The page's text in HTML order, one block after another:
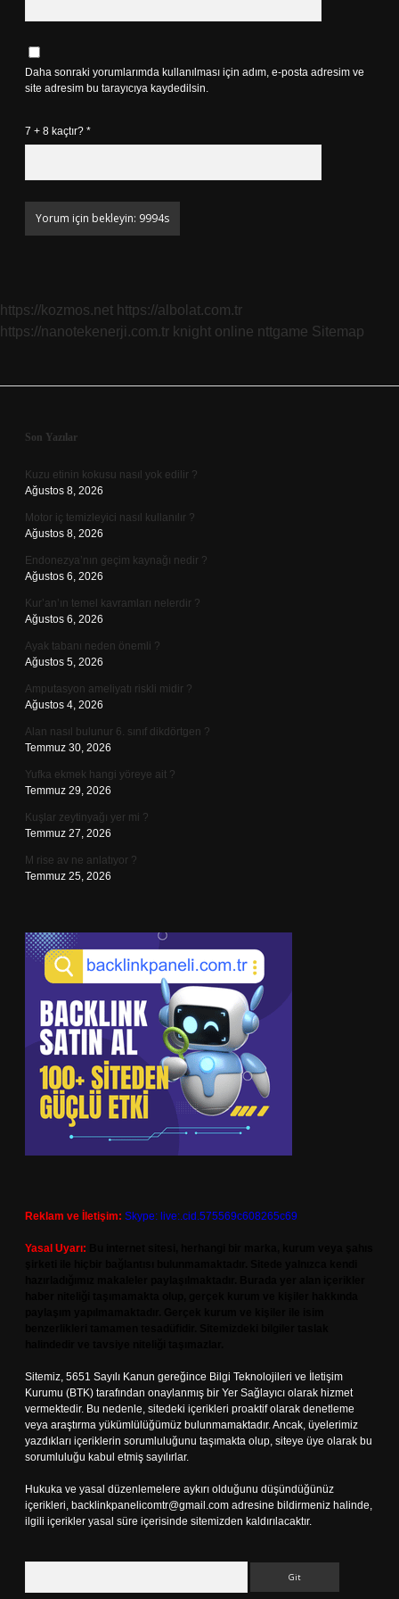
Daha sonraki yorumlarımda kullanılması için adım, e-posta adresim ve
site adresim bu tarayıcıya kaydedilsin.
7 + 8 kaçtır? *
https://kozmos.net https://albolat.com.tr
https://nanotekenerji.com.tr knight online nttgame Sitemap
Sidebar
Son Yazılar
Kuzu etinin kokusu nasıl yok edilir ?
Ağustos 8, 2026
Motor iç temizleyici nasıl kullanılır ?
Ağustos 8, 2026
Endonezya’nın geçim kaynağı nedir ?
Ağustos 6, 2026
Kur’an’ın temel kavramları nelerdir ?
Ağustos 6, 2026
Ayak tabanı neden önemli ?
Ağustos 5, 2026
Amputasyon ameliyatı riskli midir ?
Ağustos 4, 2026
Alan nasıl bulunur 6. sınıf dikdörtgen ?
Temmuz 30, 2026
Yufka ekmek hangi yöreye ait ?
Temmuz 29, 2026
Kuşlar zeytinyağı yer mi ?
Temmuz 27, 2026
M rise av ne anlatıyor ?
Temmuz 25, 2026
Reklam ve İletişim: Skype: live:.cid.575569c608265c69
Yasal Uyarı:
Sitemiz, 5651 Sayılı Kanun gereğince Bilgi Teknolojileri ve İletişim
Kurumu (BTK) tarafından onaylanmış bir Yer Sağlayıcı olarak hizmet
vermektedir. Bu nedenle, sitedeki içerikleri proaktif olarak denetleme
veya araştırma yükümlülüğümüz bulunmamaktadır. Ancak, üyelerimiz
yazdıkları içeriklerin sorumluluğunu taşımakta olup, siteye üye olarak bu
sorumluluğu kabul etmiş sayılırlar.
Hukuka ve yasal düzenlemelere aykırı olduğunu düşündüğünüz
içerikleri, backlinkpanelicomtr@gmail.com adresine bildirmeniz halinde,
ilgili içerikler yasal süre içerisinde sitemizden kaldırılacaktır.